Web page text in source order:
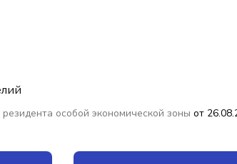
особой экономической зоны от